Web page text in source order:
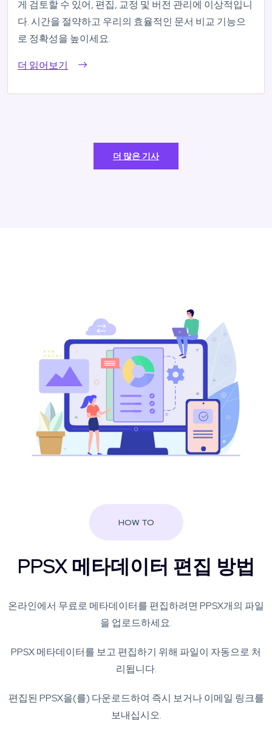
게 검토할 수 있어, 편집, 교정 및 버전 관리에 이상적입니
다. 시간을 절약하고 우리의 효율적인 문서 비교 기능으
로 정확성을 높이세요.
더 읽어보기
더 많은 기사
HOW TO
PPSX 메타데이터 편집 방법
온라인에서 무료로 메타데이터를 편집하려면 PPSX개의 파일
을 업로드하세요.
PPSX 메타데이터를 보고 편집하기 위해 파일이 자동으로 처
리됩니다.
편집된 PPSX을(를) 다운로드하여 즉시 보거나 이메일 링크를
보내십시오.